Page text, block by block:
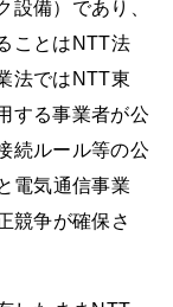
設備）であり、
ことはNTT法
法ではNTT東
する事業者が公
続ルール等の公
電気通信事業
競争が確保さ